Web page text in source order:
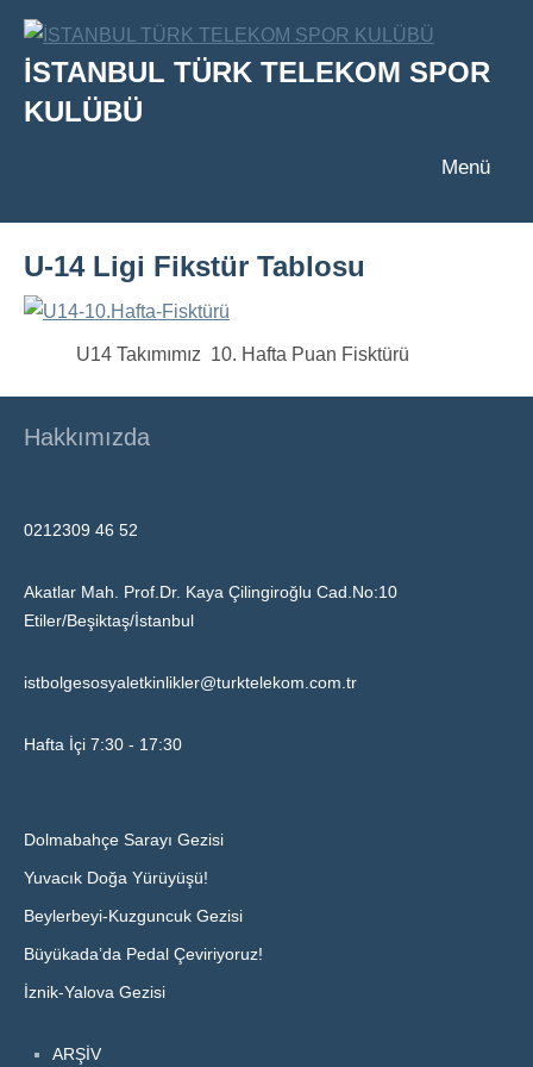
İçeriğe
İSTANBUL TÜRK TELEKOM SPOR
KULÜBÜ
Menü
U-14 Ligi Fikstür Tablosu
U14 Takımımız 10. Hafta Puan Fisktürü
Hakkımızda
0212309 46 52
Akatlar Mah. Prof.Dr. Kaya Çilingiroğlu Cad.No:10
Etiler/Beşiktaş/İstanbul
istbolgesosyaletkinlikler@turktelekom.com.tr
Hafta İçi 7:30 - 17:30
Dolmabahçe Sarayı Gezisi
Yuvacık Doğa Yürüyüşü!
Beylerbeyi-Kuzguncuk Gezisi
Büyükada’da Pedal Çeviriyoruz!
İznik-Yalova Gezisi
ARŞİV